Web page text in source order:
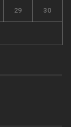
29 30